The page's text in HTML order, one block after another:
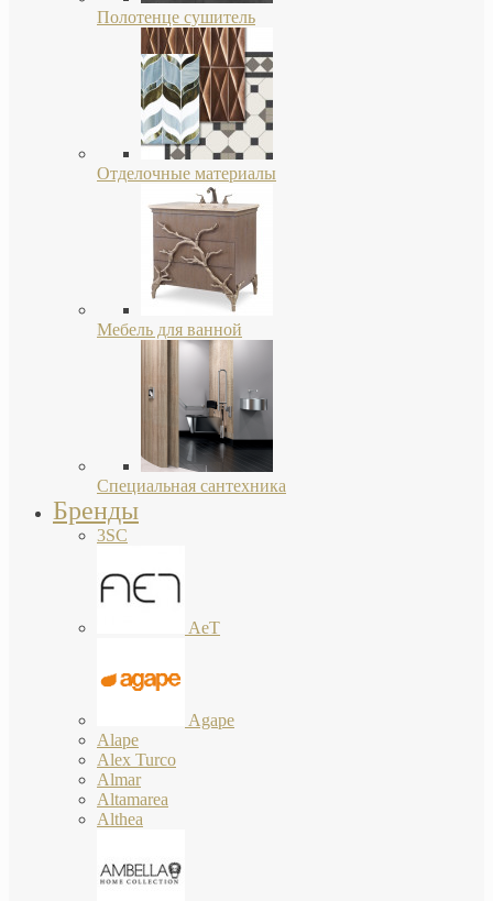
Полотенце сушитель
Отделочные материалы
Мебель для ванной
Специальная сантехника
Бренды
3SC
AeT
Agape
Alape
Alex Turco
Almar
Altamarea
Althea